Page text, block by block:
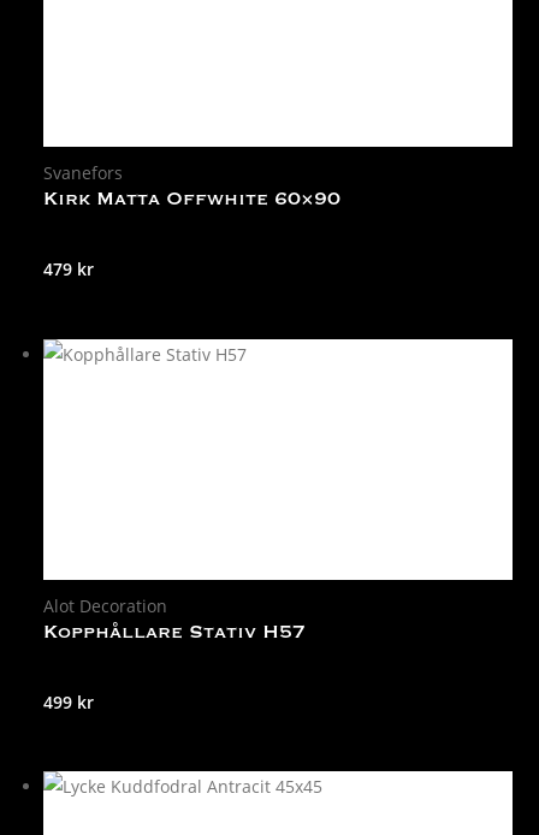
Svanefors
Kirk Matta Offwhite 60×90
479 kr
Alot Decoration
Kopphållare Stativ H57
499 kr